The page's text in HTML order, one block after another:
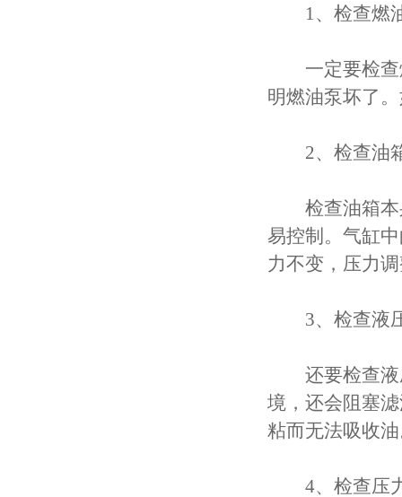
1、检查燃
一定要检查燃
明燃油泵坏了
2、检查油
检查油箱本身
易控制。气缸
力不变，压力
3、检查液
还要检查液
境，还会阻塞
粘而无法吸收
4、检查压